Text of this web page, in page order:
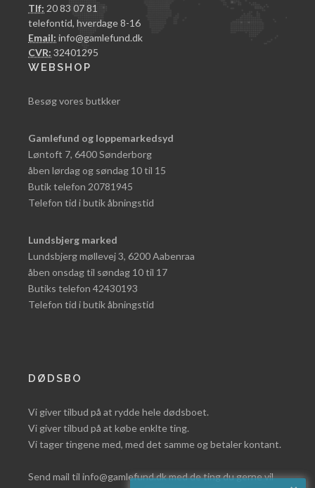
Tlf: 20 83 07 81
telefontid, hverdage 8-16
Email: info@gamlefund.dk
CVR: 32401295
WEBSHOP
Besøg vores butkker
Gamlefund og loppemarkedsyd
Løntoft 7, 6400 Sønderborg
åben lørdag og søndag 10 til 15
Butik telefon 20781945
Telefon tid i butik åbningstid
Lundsbjerg marked
Lundsbjerg møllevej 3, 6200 Aabenraa
åben onsdag til søndag 10 til 17
Butiks telefon 42430193
Telefon tid i butik åbningstid
DØDSBO
Vi giver tilbud på at rydde hele dødsboet.
Vi giver tilbud på at købe enklte ting.
Vi tager tingene med, med det samme og betaler kontant.
Send mail til info@gamlefund.dk med de ting du gerne vil